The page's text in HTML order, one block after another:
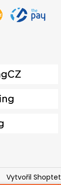
Vytvořil Shoptet